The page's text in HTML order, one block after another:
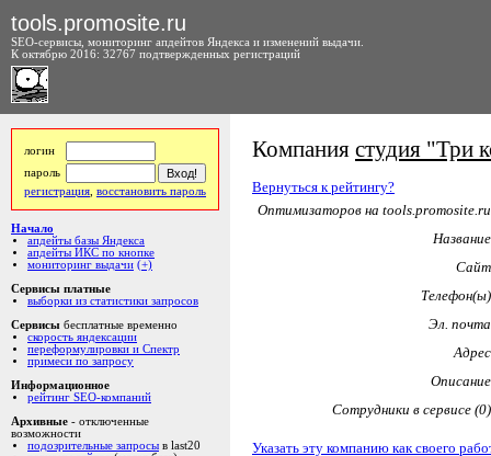
tools.promosite.ru
SEO-сервисы, мониторинг апдейтов Яндекса и изменений выдачи.
К октябрю 2016: 32767 подтвержденных регистраций
логин
пароль
регистрация восстановить пароль
Начало
апдейты базы Яндекса
апдейты ИКС по кнопке
мониторинг выдачи (+)
Сервисы платные
выборки из статистики запросов
Сервисы бесплатные временно
скорость яндексации
переформулировки и Спектр
примеси по запросу
Информационное
рейтинг SEO-компаний
Архивные - отключенные
возможности
подозрительные запросы в last20
Компания студия "Три
Вернуться к рейтингу?
Оптимизаторов на tools.promosite.ru
Название
Сайт
Телефон(ы)
Эл. почта
Адрес
Описание
Сотрудники в сервисе (0)
Указать эту компанию как своего